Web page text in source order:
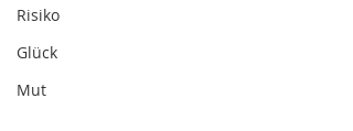
Risiko
Glück
Mut